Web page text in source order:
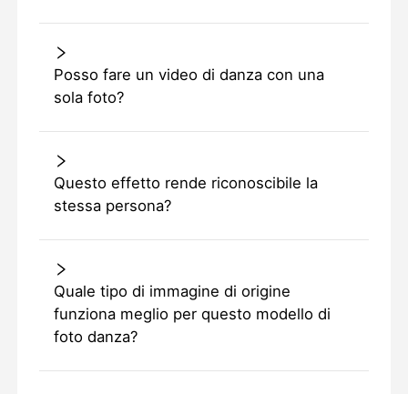
Posso fare un video di danza con una
sola foto?
Questo effetto rende riconoscibile la
stessa persona?
Quale tipo di immagine di origine
funziona meglio per questo modello di
foto danza?